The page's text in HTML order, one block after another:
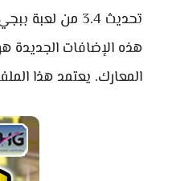
تحديث 3.4 من
هذه الإضافات الجديدة
المعارك. يعتمد هذا